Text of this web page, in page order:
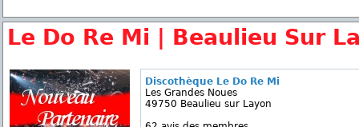
Le Do Re Mi | Beaulieu Sur
Discothèque Le Do Re Mi
Les Grandes Noues
49750 Beaulieu sur Layon